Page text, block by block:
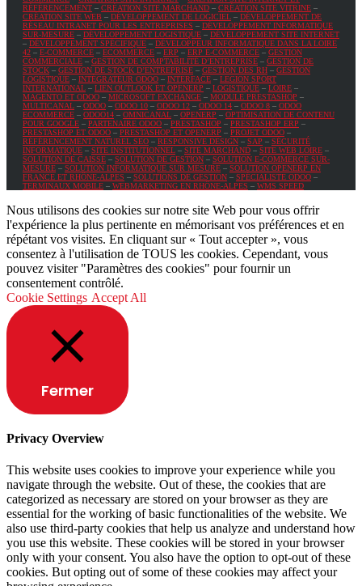
RÉFÉRENCEMENT – CRÉATION SITE MARCHAND – CRÉATION SITE VITRINE –
CRÉATION SITE WEB – DÉVELOPPEMENT DE LOGICIEL – DÉVELOPPEMENT DE
RÉSEAU INTRANET POUR LES ENTREPRISES – DÉVELOPPEMENT INFORMATIQUE
SUR-MESURE – DÉVELOPPEMENT LOGISTIQUE – DÉVELOPPEMENT SITE INTERNET
– DÉVELOPPEMENT SPÉCIFIQUE – DÉVELOPPEUR INFORMATIQUE DANS LA LOIRE
42 – E-COMMERCE – ECOMMERCE – ERP – ERP E-COMMERCE – GESTION
COMMERCIALE – GESTION DE COMPTABILITÉ D’ENTREPRISE – GESTION DE
STOCK – GESTION DE STOCK D’ENTREPRISE – GESTION DES RH – GESTION
LOGISTIQUE – INTÉGRATEUR ODOO – INTERFACE – LEGION SPORT
INTERNATIONAL – LIEN OUTLOOK ET OPENERP – LOGISTIQUE – LOIRE –
MAGENTO ET ODOO – MICROSOFT EXCHANGE – MODULE PRESTASHOP –
MULTICANAL – ODOO – ODOO 10 – ODOO 12 – ODOO 14 – ODOO 8 – ODOO
ECOMMERCE – ODOO14 – OMNICANAL – OPENERP – OPTIMISATION DE CONTENU
POUR GOOGLE – PARTENAIRE ODOO – PRESTASHOP – PRESTASHOP ERP –
PRESTASHOP ET ODOO – PRESTASHOP ET OPENERP – PROJET ODOO –
RÉFÉRENCEMENT NATUREL SEO – RESPONSIVE DESIGN – SAP – SÉCURITÉ
INFORMATIQUE – SITE INSTITUTIONNEL – SITE MARCHAND – SITE WEB LOIRE –
SOLUTION DE CAISSE – SOLUTION DE GESTION – SOLUTION E-COMMERCE SUR-
MESURE – SOLUTION INFORMATIQUE SUR MESURE – SOLUTION OPENERP EN
FRANCE ET RHÔNE-ALPES – SOLUTIONS DE GESTION – SPÉCIALISTE ODOO –
TERMINAUX MOBILE – WEBMARKETING EN RHÔNE-ALPES – WMS SPEED
Nous utilisons des cookies sur notre site Web pour vous offrir
l'expérience la plus pertinente en mémorisant vos préférences et en
répétant vos visites. En cliquant sur « Tout accepter », vous
consentez à l'utilisation de TOUS les cookies. Cependant, vous
pouvez visiter "Paramètres des cookies" pour fournir un
consentement contrôlé.
Cookie Settings Accept All
Fermer
Privacy Overview
This website uses cookies to improve your experience while you
navigate through the website. Out of these, the cookies that are
categorized as necessary are stored on your browser as they are
essential for the working of basic functionalities of the website. We
also use third-party cookies that help us analyze and understand how
you use this website. These cookies will be stored in your browser
only with your consent. You also have the option to opt-out of these
cookies. But opting out of some of these cookies may affect your